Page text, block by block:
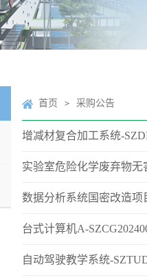
首页 > 采购公告
增减材复合加工系统-
实验室危险化学废弃物无
数据分析系统国密改造项
台式计算机A-
自动驾驶教学系统-